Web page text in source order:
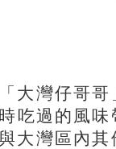
灣仔哥哥
吃過的風
大灣區內其